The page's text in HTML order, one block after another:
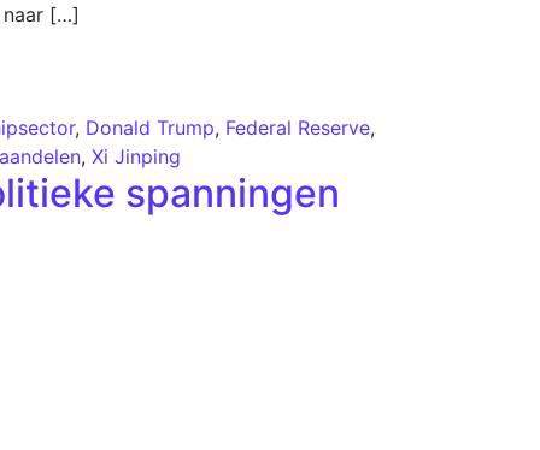
naar […]
, Donald Trump, Federal Reserve,
, Xi Jinping
spanningen